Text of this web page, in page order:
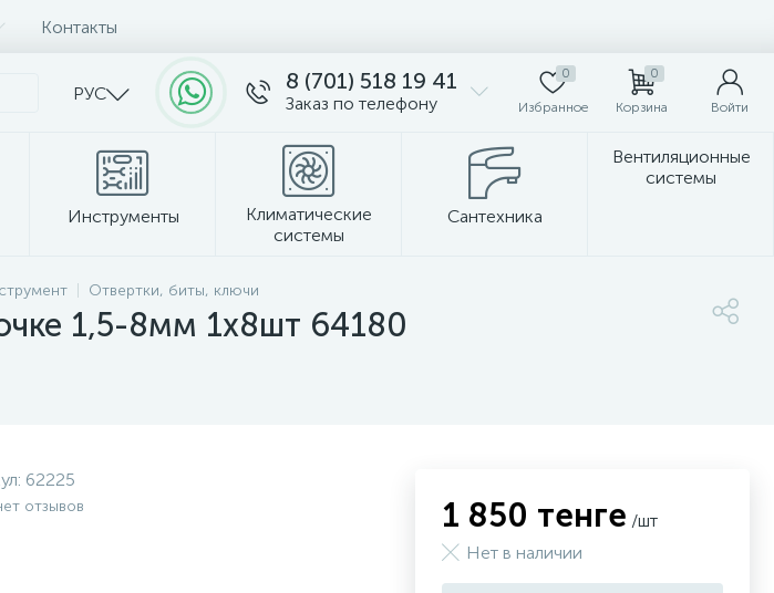
Контакты
РУС 8 (701) 518 19 41
Заказ по телефону
0
Избранное
0
Корзина Войти
Инструменты
Климатические
системы
Сантехника
Вентиляционные
системы
Отвертки, биты, ключи
1,5-8мм 1х8шт 64180
62225
отзывов 1 850 тенге /шт
Нет в наличии